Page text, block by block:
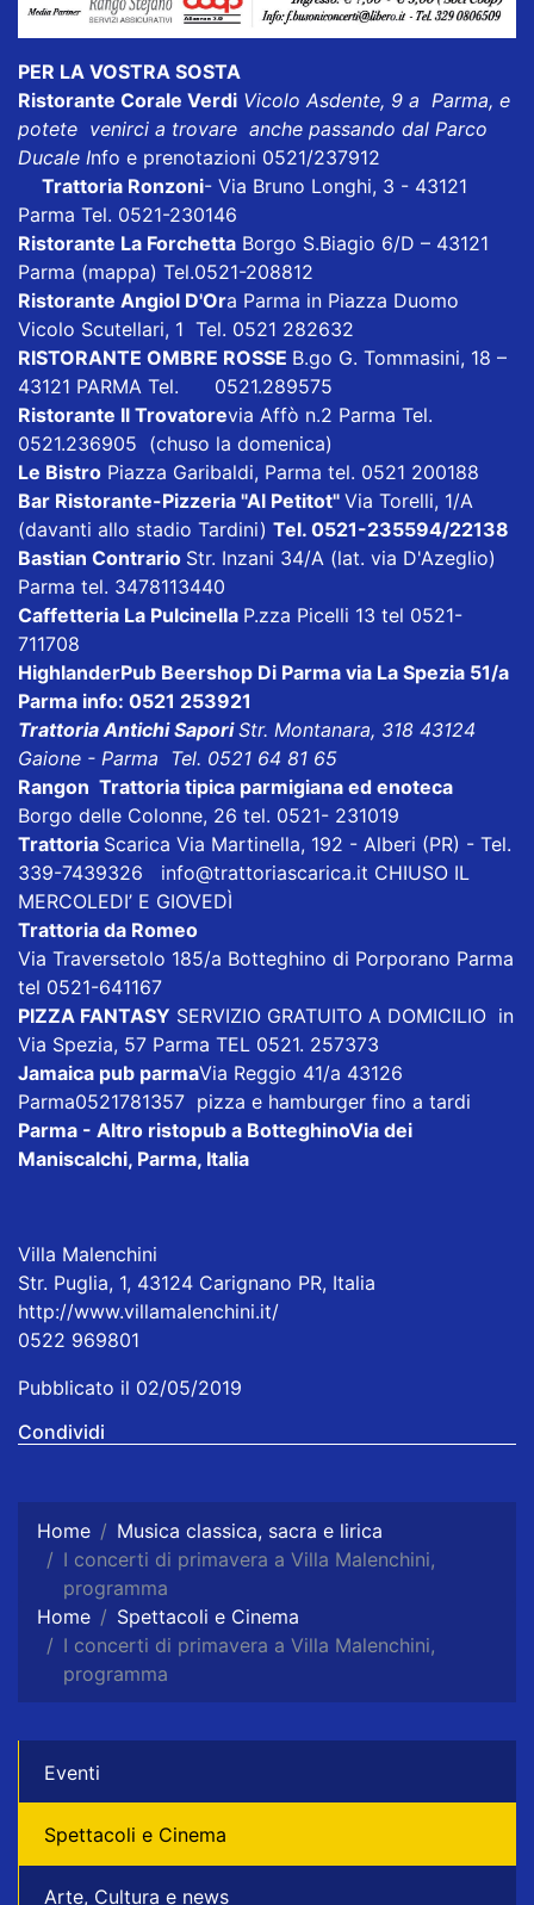
PER LA VOSTRA SOSTA
Ristorante Corale Verdi Vicolo Asdente, 9 a Parma, e
potete venirci a trovare anche passando dal Parco
Ducale Info e prenotazioni 0521/237912
Trattoria Ronzoni- Via Bruno Longhi, 3 - 43121
Parma Tel. 0521-230146
Ristorante La Forchetta Borgo S.Biagio 6/D – 43121
Parma (mappa) Tel.0521-208812
Ristorante Angiol D'Ora Parma in Piazza Duomo
Vicolo Scutellari, 1 Tel. 0521 282632
RISTORANTE OMBRE ROSSE B.go G. Tommasini, 18 –
43121 PARMA Tel. 0521.289575
Ristorante Il Trovatorevia Affò n.2 Parma Tel.
0521.236905 (chuso la domenica)
Le Bistro Piazza Garibaldi, Parma tel. 0521 200188
Bar Ristorante-Pizzeria "Al Petitot" Via Torelli, 1/A
(davanti allo stadio Tardini) Tel. 0521-235594/22138
Bastian Contrario Str. Inzani 34/A (lat. via D'Azeglio)
Parma tel. 3478113440
Caffetteria La Pulcinella P.zza Picelli 13 tel 0521-
711708
HighlanderPub Beershop Di Parma via La Spezia 51/a
Parma info: 0521 253921
Trattoria Antichi SaporiStr. Montanara, 318 43124
Gaione - Parma Tel. 0521 64 81 65
Rangon Trattoria tipica parmigiana ed enoteca
Borgo delle Colonne, 26 tel. 0521- 231019
Trattoria Scarica Via Martinella, 192 - Alberi (PR) - Tel.
339-7439326 info@trattoriascarica.it CHIUSO IL
MERCOLEDI’ E GIOVEDÌ
Trattoria da Romeo
Via Traversetolo 185/a Botteghino di Porporano Parma
tel 0521-641167
PIZZA FANTASY SERVIZIO GRATUITO A DOMICILIO in
Via Spezia, 57 Parma TEL 0521. 257373
Jamaica pub parmaVia Reggio 41/a 43126
Parma0521781357 pizza e hamburger fino a tardi
Parma - Altro ristopub a BotteghinoVia dei
Maniscalchi, Parma, Italia
Villa Malenchini
Str. Puglia, 1, 43124 Carignano PR, Italia
http://www.villamalenchini.it/
0522 969801
Pubblicato il 02/05/2019
Condividi
Home
Musica classica, sacra e lirica
I concerti di primavera a Villa Malenchini,
programma
Home
Spettacoli e Cinema
I concerti di primavera a Villa Malenchini,
programma
Eventi
Spettacoli e Cinema
Arte, Cultura e news